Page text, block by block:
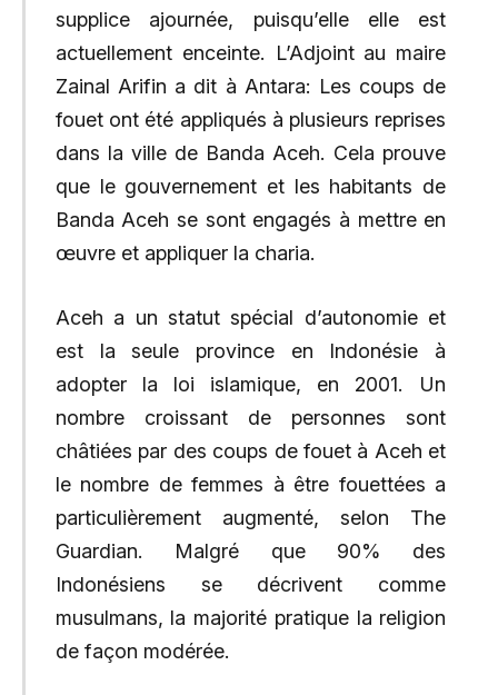
supplice ajournée, puisqu’elle elle est
actuellement enceinte. L’Adjoint au maire
Zainal Arifin a dit à Antara: Les coups de
fouet ont été appliqués à plusieurs reprises
dans la ville de Banda Aceh. Cela prouve
que le gouvernement et les habitants de
Banda Aceh se sont engagés à mettre en
œuvre et appliquer la charia.
Aceh a un statut spécial d’autonomie et
est la seule province en Indonésie à
adopter la loi islamique, en 2001. Un
nombre croissant de personnes sont
châtiées par des coups de fouet à Aceh et
le nombre de femmes à être fouettées a
particulièrement augmenté, selon The
Guardian. Malgré que 90% des
Indonésiens se décrivent comme
musulmans, la majorité pratique la religion
de façon modérée.